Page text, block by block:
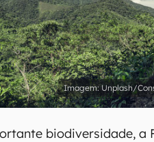
Unplash/
biodiversidade, a